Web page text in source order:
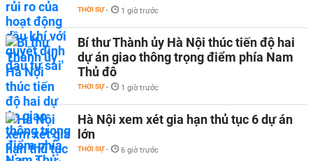
THỜI SỰ - 1 giờ trước
Bí thư Thành ủy Hà Nội thúc tiến độ hai
dự án giao thông trọng điểm phía Nam
Thủ đô
THỜI SỰ - 1 giờ trước
Hà Nội xem xét gia hạn thủ tục 6 dự án
lớn
THỜI SỰ - 6 giờ trước